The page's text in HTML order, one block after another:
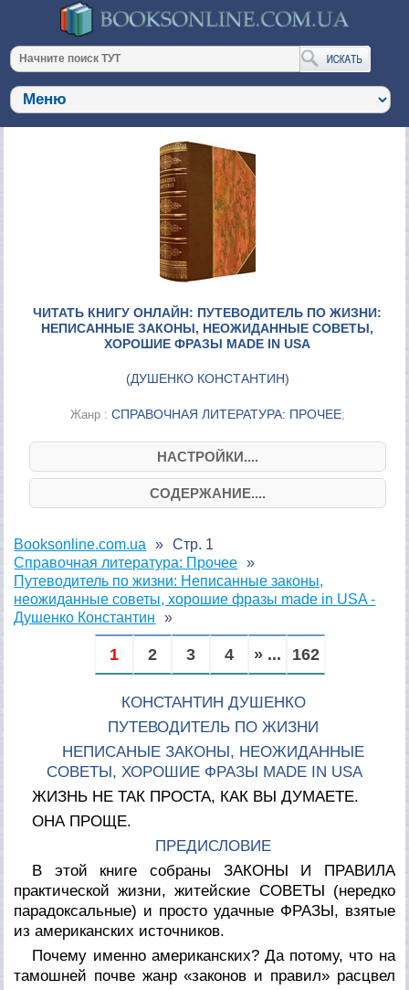
ЧИТАТЬ КНИГУ ОНЛАЙН: ПУТЕВОДИТЕЛЬ ПО ЖИЗНИ:
НЕПИСАННЫЕ ЗАКОНЫ, НЕОЖИДАННЫЕ СОВЕТЫ,
ХОРОШИЕ ФРАЗЫ MADE IN USA
(ДУШЕНКО КОНСТАНТИН)
Жанр : СПРАВОЧНАЯ ЛИТЕРАТУРА: ПРОЧЕЕ;
НАСТРОЙКИ....
СОДЕРЖАНИЕ....
Booksonline.com.ua
Справочная литература: Прочее
Путеводитель по жизни: Неписанные законы,
неожиданные советы, хорошие фразы made in USA -
Душенко Константин
Стр. 1
1 2 3 4 » ... 162
КОНСТАНТИН ДУШЕНКО
ПУТЕВОДИТЕЛЬ ПО ЖИЗНИ
НЕПИСАНЫЕ ЗАКОНЫ, НЕОЖИДАННЫЕ
СОВЕТЫ, ХОРОШИЕ ФРАЗЫ MADE IN USA
ЖИЗНЬ НЕ ТАК ПРОСТА, КАК ВЫ ДУМАЕТЕ.
ОНА ПРОЩЕ.
ПРЕДИСЛОВИЕ
В этой книге собраны ЗАКОНЫ И ПРАВИЛА
практической жизни, житейские СОВЕТЫ (нередко
парадоксальные) и просто удачные ФРАЗЫ, взятые
из американских источников.
Почему именно американских? Да потому, что на
тамошней почве жанр «законов и правил» расцвел